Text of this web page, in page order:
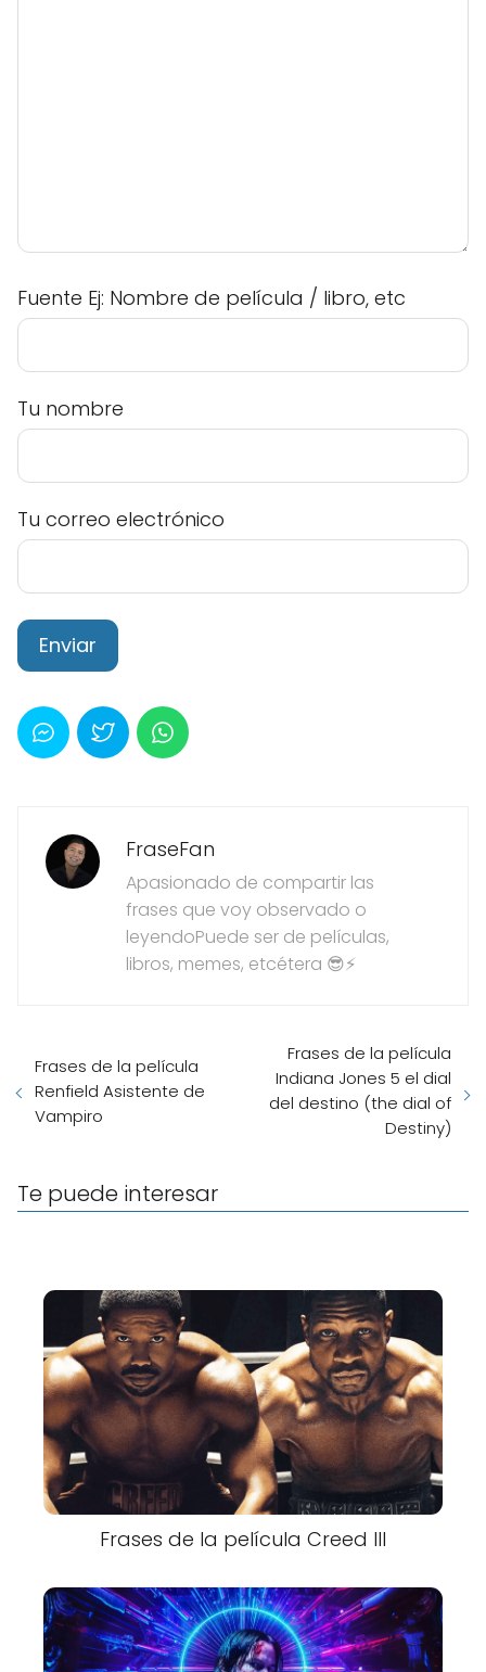
Fuente Ej: Nombre de película / libro, etc
Tu nombre
Tu correo electrónico
FraseFan
Apasionado de compartir las
frases que voy observado o
leyendoPuede ser de películas,
libros, memes, etcétera 😎⚡
Frases de la película
Renfield Asistente de
Vampiro
Frases de la película
Indiana Jones 5 el dial
del destino (the dial of
Destiny)
Te puede interesar
Frases de la película Creed III